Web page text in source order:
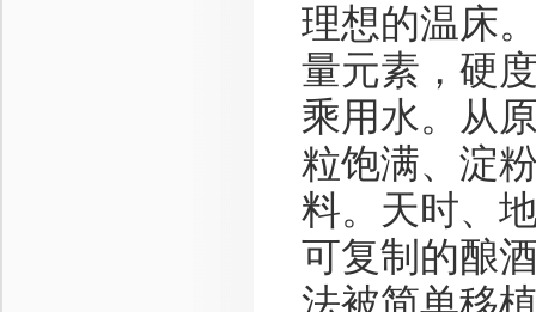
理想的温床
量元素，硬
乘用水。从
粒饱满、淀
料。天时、
可复制的酿
法被简单移